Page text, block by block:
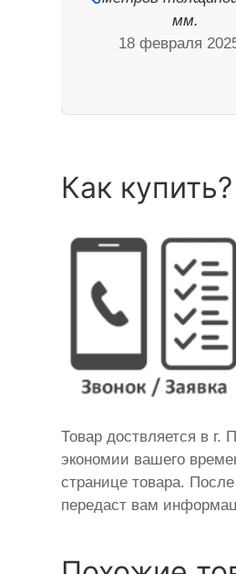
мм.
18 февраля
Как купить?
Товар доствляется в г.
экономии вашего
странице товара.
передаст вам